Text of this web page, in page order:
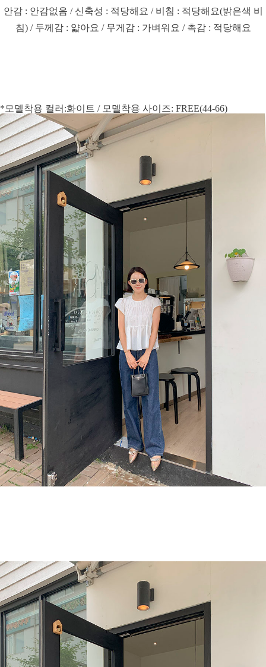
안감 : 안감없음 / 신축성 : 적당해요 / 비침 : 적당해요(밝은색 비
침) / 두께감 : 얇아요 / 무게감 : 가벼워요 / 촉감 : 적당해요
*모델착용 컬러:화이트 / 모델착용 사이즈: FREE(44-66)